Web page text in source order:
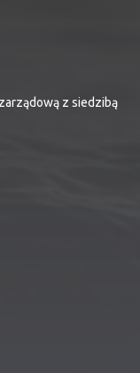
z siedzibą